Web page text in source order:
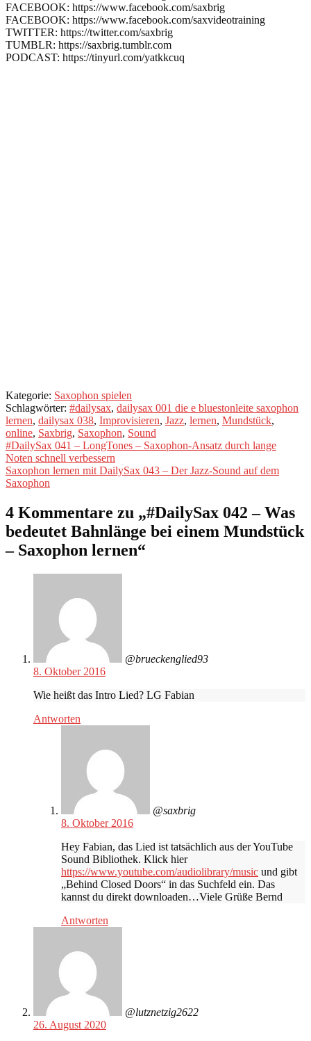
FACEBOOK: https://www.facebook.com/saxbrig
FACEBOOK: https://www.facebook.com/saxvideotraining
TWITTER: https://twitter.com/saxbrig
TUMBLR: https://saxbrig.tumblr.com
PODCAST: https://tinyurl.com/yatkkcuq
Kategorie: Saxophon spielen
Schlagwörter: #dailysax, dailysax 001 die e bluestonleite saxophon
lernen, dailysax 038, Improvisieren, Jazz, lernen, Mundstück,
online, Saxbrig, Saxophon, Sound
Beitragsnavigation
Vorheriger
Beitrag:
#DailySax 041 – LongTones – Saxophon-Ansatz durch lange
Noten schnell verbessern
Nächster
Beitrag:
Saxophon lernen mit DailySax 043 – Der Jazz-Sound auf dem
Saxophon
4 Kommentare zu „#DailySax 042 – Was
bedeutet Bahnlänge bei einem Mundstück
– Saxophon lernen“
@brueckenglied93
8. Oktober 2016
Wie heißt das Intro Lied? LG Fabian
Antworten
@saxbrig
8. Oktober 2016
Hey Fabian, das Lied ist tatsächlich aus der YouTube
Sound Bibliothek. Klick hier
https://www.youtube.com/audiolibrary/music und gibt
„Behind Closed Doors“ in das Suchfeld ein. Das
kannst du direkt downloaden…Viele Grüße Bernd
Antworten
@lutznetzig2622
26. August 2020